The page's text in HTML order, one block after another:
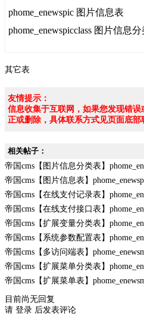
phome_enewspic 图片信息表
phome_enewspicclass 图片信息
其它表
友情提示：
信息收集于互联网，如果您发现错
正或删除，具体联系方式见页面底部
相关帖子：
帝国cms【图片信息分类表】
帝国cms【图片信息表】
帝国cms【在线支付记录表】
帝国cms【在线支付接口表】
帝国cms【扩展变量分类表】
帝国cms【系统参数配置表】
帝国cms【多访问端表】
帝国cms【扩展菜单分类表】
帝国cms【扩展菜单表】
目前尚无回复
请 登录 后发表评论